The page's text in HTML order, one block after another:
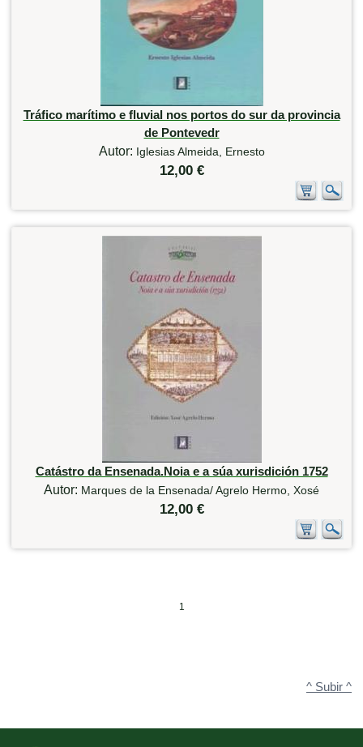
Tráfico marítimo e fluvial nos portos do sur da provincia
de Pontevedr
Autor: Iglesias Almeida, Ernesto
12,00 €
Catástro da Ensenada.Noia e a súa xurisdición 1752
Autor: Marques de la Ensenada/ Agrelo Hermo, Xosé
12,00 €
1
^ Subir ^